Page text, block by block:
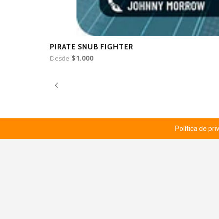
PIRATE SNUB FIGHTER
Desde $1.000
Política de